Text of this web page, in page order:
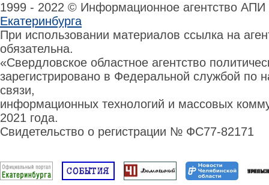
1999 - 2022 © Информационное агентство
Екатеринбурга
При использовании материалов ссылка на
обязательна.
«Свердловское областное агентство
зарегистрировано в Федеральной службой по
связи,
информационных технологий и массовых
2021 года.
Свидетельство о регистрации № ФС77-82171